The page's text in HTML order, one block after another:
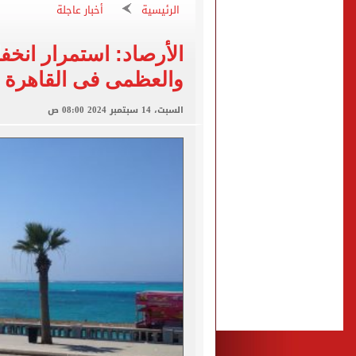
من سنهوت إلى العالمية..
عمر مرموش يقود
رامي ربيعة ينافس على
الرئيسية أخبار عاجلة
الأرصاد: استمرار
والعظمى فى القاهرة 34 درجة
السبت، 14 سبتمبر 2024 08:00 ص